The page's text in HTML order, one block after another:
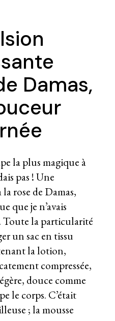
Damas,
la plus magique à
pas ! Une
rose de Damas,
que je n’avais
Toute la particularité
un sac en tissu
la lotion,
compressée,
douce comme
le corps. C’était
; la mousse